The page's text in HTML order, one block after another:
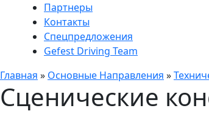
Партнеры
Контакты
Спецпредложения
Gefest Driving Team
Главная » Основные Направления »
Сценические